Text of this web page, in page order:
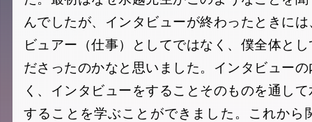
んでしたが、インタビューが終わったときに
ビュアー（仕事）としてではなく、僕全体と
ださったのかなと思いました。インタビュー
く、インタビューをすることそのものを通し
することを学ぶことができました。これから